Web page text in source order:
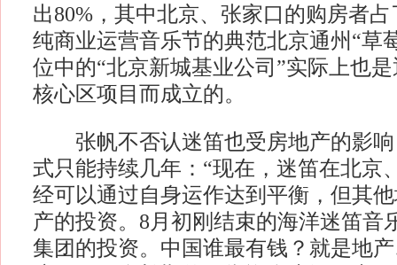
出80%，其中北京、张家口的购房者
纯商业运营音乐节的典范北京通州“草
位中的“北京新城基业公司”实际上也
核心区项目而成立的。
张帆不否认迷笛也受房地产的影响
式只能持续几年：“现在，迷笛在北京
经可以通过自身运作达到平衡，但其
产的投资。8月初刚结束的海洋迷笛音
集团的投资。中国谁最有钱？就是地